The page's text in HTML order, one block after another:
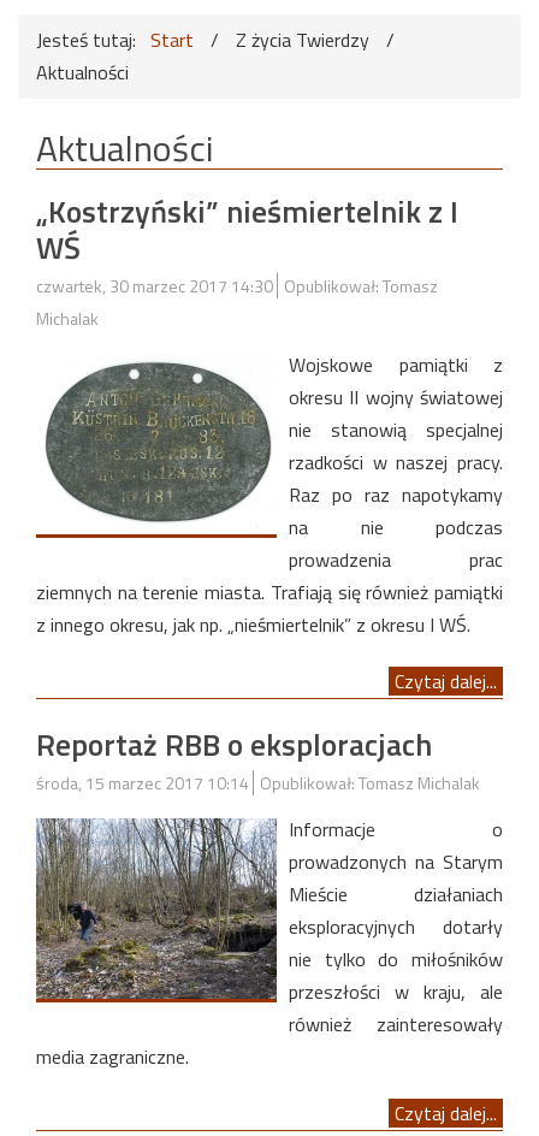
Jesteś tutaj: Start / Z życia Twierdzy /
Aktualności
Aktualności
„Kostrzyński” nieśmiertelnik z I
WŚ
czwartek, 30 marzec 2017 14:30 Opublikował: Tomasz
Michalak
Wojskowe pamiątki z
okresu II wojny światowej
nie stanowią specjalnej
rzadkości w naszej pracy.
Raz po raz napotykamy
na nie podczas
prowadzenia prac
ziemnych na terenie miasta. Trafiają się również pamiątki
z innego okresu, jak np. „nieśmiertelnik” z okresu I WŚ.
Czytaj dalej...
Reportaż RBB o eksploracjach
środa, 15 marzec 2017 10:14 Opublikował: Tomasz Michalak
Informacje o
prowadzonych na Starym
Mieście działaniach
eksploracyjnych dotarły
nie tylko do miłośników
przeszłości w kraju, ale
również zainteresowały
media zagraniczne.
Czytaj dalej...